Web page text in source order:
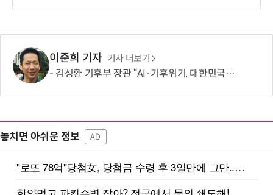
보
이준희 기자 기사 더보기
김성환 기후부 장관 “AI·기후위기, 대한민국이 함께 해결할 첫 국가 될 것”
놓치면 아쉬운 정보 AD